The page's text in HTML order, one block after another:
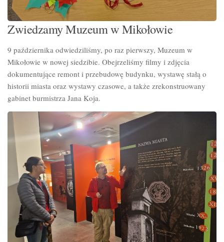
Zwiedzamy Muzeum w Mikołowie
9 października odwiedziliśmy, po raz pierwszy, Muzeum w
Mikołowie w nowej siedzibie. Obejrzeliśmy filmy i zdjęcia
dokumentujące remont i przebudowę budynku, wystawę stałą o
historii miasta oraz wystawy czasowe, a także zrekonstruowany
gabinet burmistrza Jana Koja.